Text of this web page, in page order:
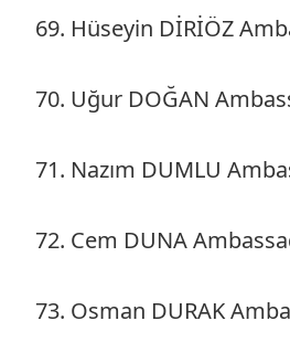
69. Hüseyin DİRİÖZ
70. Uğur DOĞAN
71. Nazım DUMLU
72. Cem DUNA
73. Osman DURAK